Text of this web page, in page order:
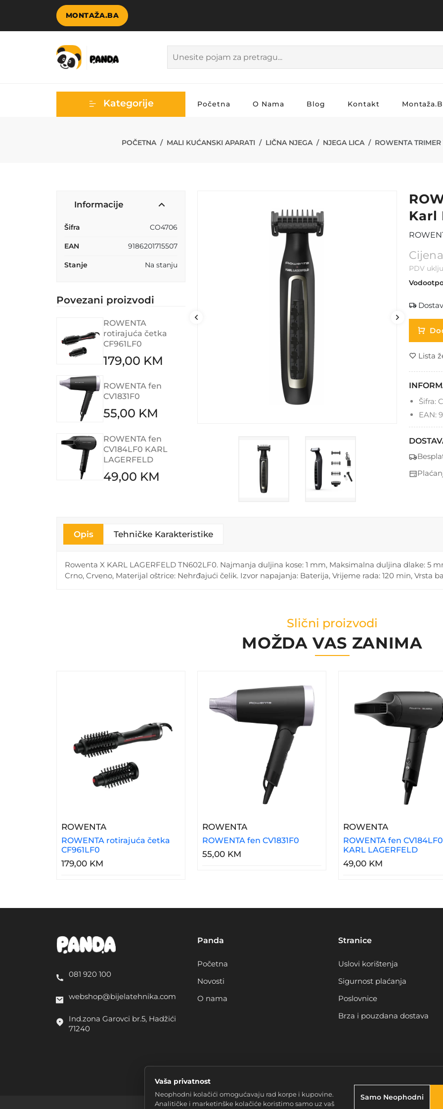
MONTAŽA.BA
Kategorije Početna O Nama Blog Kontakt
ROWENTA TRIMER
POČETNA MALI KUĆANSKI APARATI LIČNA NJEGA NJEGA LICA ROWENTA
Informacije
Šifra CO4706
EAN 9186201715507
Stanje Na stanju
Povezani proizvodi
ROWENTA
rotirajuća četka
CF961LF0
179,00 KM
ROWENTA fen
CV1831F0
55,00 KM
ROWENTA fen
CV184LF0 KARL
LAGERFELD
49,00 KM
Karl
PDV
Lista
Šifra:
EAN:
Opis Tehničke Karakteristike
Rowenta X KARL LAGERFELD TN602LF0. Najmanja duljina kose: 1 mm, Maksimalna duljina dlake: 5
Crno, Crveno, Materijal oštrice: Nehrđajući čelik. Izvor napajanja: Baterija, Vrijeme rada: 120 min, Vrsta
Slični proizvodi
MOŽDA VAS ZANIMA
ROWENTA– ROWENTA Rotirajuća Četka CF961LF0
ROWENTA rotirajuća četka
CF961LF0
179,00 KM
ROWENTA– ROWENTA Fen CV1831F0
ROWENTA fen CV1831F0
55,00 KM
ROWENTA– ROWENTA
ROWENTA fen CV184LF0
KARL LAGERFELD
49,00 KM
081 920 100
webshop@bijelatehnika.com
Ind.zona Garovci br.5, Hadžići
71240
Panda
Početna
Novosti
O nama
Stranice
Uslovi korištenja
Sigurnost plaćanja
Poslovnice
Brza i pouzdana dostava
Vaša privatnost
Neophodni kolačići omogućavaju rad korpe i kupovine.
Analitičke i marketinške kolačiće koristimo samo uz vaš
Samo Neophodni